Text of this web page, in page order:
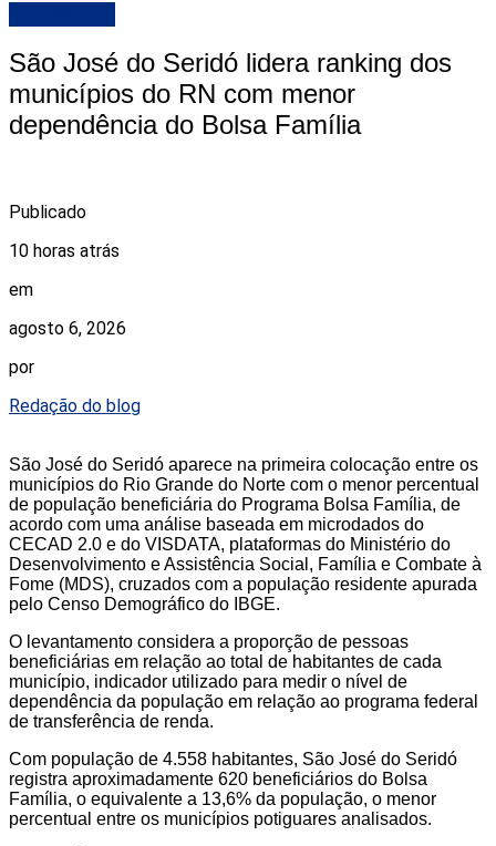
São José do Seridó lidera ranking dos
municípios do RN com menor
dependência do Bolsa Família
Publicado
10 horas atrás
em
agosto 6, 2026
por
Redação do blog
São José do Seridó aparece na primeira colocação entre os
municípios do Rio Grande do Norte com o menor percentual
de população beneficiária do Programa Bolsa Família, de
acordo com uma análise baseada em microdados do
CECAD 2.0 e do VISDATA, plataformas do Ministério do
Desenvolvimento e Assistência Social, Família e Combate à
Fome (MDS), cruzados com a população residente apurada
pelo Censo Demográfico do IBGE.
O levantamento considera a proporção de pessoas
beneficiárias em relação ao total de habitantes de cada
município, indicador utilizado para medir o nível de
dependência da população em relação ao programa federal
de transferência de renda.
Com população de 4.558 habitantes, São José do Seridó
registra aproximadamente 620 beneficiários do Bolsa
Família, o equivalente a 13,6% da população, o menor
percentual entre os municípios potiguares analisados.